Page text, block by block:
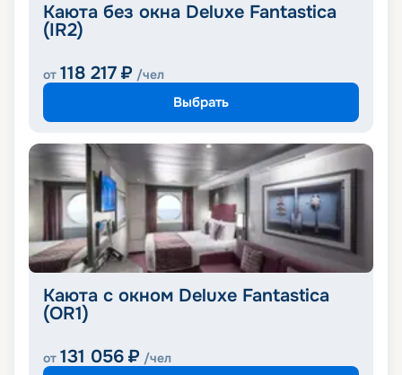
Каюта без окна Deluxe Fantastica
(IR2)
от 118 217 ₽ /чел
Выбрать
Каюта с окном Deluxe Fantastica
(OR1)
от 131 056 ₽ /чел